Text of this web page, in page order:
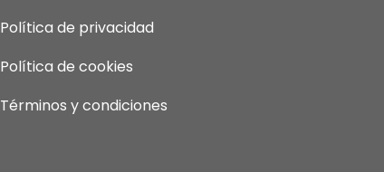
Política de privacidad
Política de cookies
Términos y condiciones